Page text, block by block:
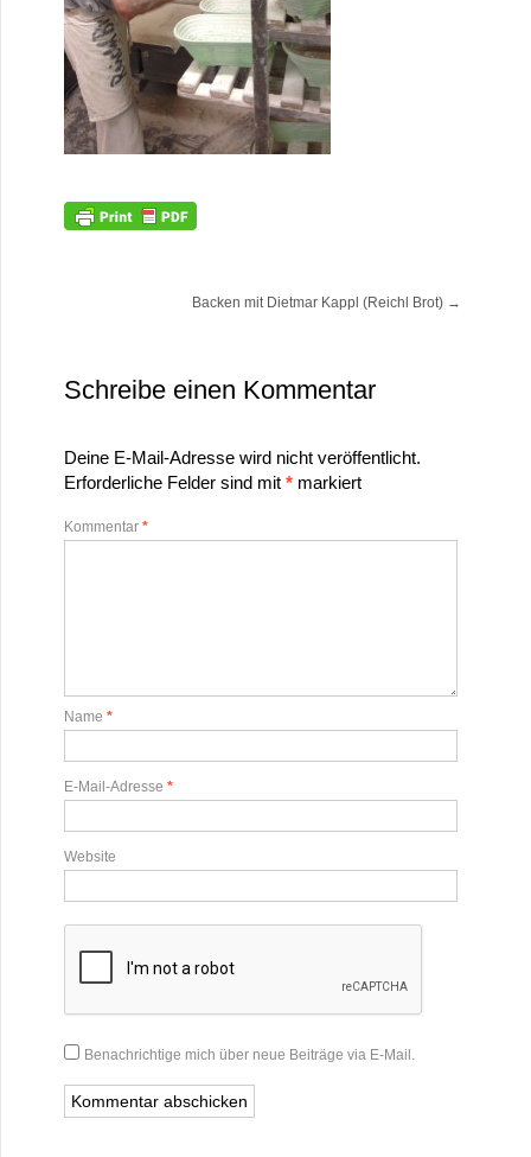
Backen mit Dietmar Kappl (Reichl Brot) →
Schreibe einen Kommentar
Deine E-Mail-Adresse wird nicht veröffentlicht.
Erforderliche Felder sind mit *markiert
Kommentar *
Name *
E-Mail-Adresse *
Website
Benachrichtige mich über neue Beiträge via E-Mail.